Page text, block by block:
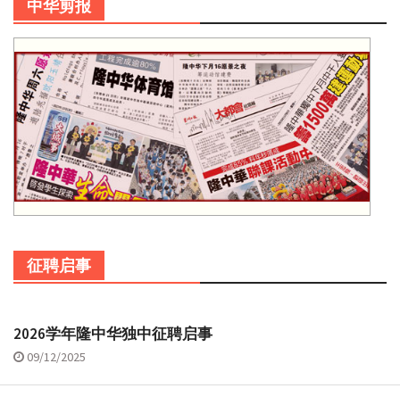
中华剪报
征聘启事
2026学年隆中华独中征聘启事
09/12/2025